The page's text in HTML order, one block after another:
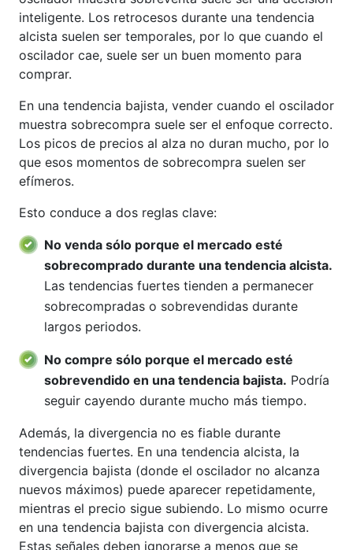
inteligente. Los retrocesos durante una tendencia
alcista suelen ser temporales, por lo que cuando el
oscilador cae, suele ser un buen momento para
comprar.
En una tendencia bajista, vender cuando el oscilador
muestra sobrecompra suele ser el enfoque correcto.
Los picos de precios al alza no duran mucho, por lo
que esos momentos de sobrecompra suelen ser
efímeros.
Esto conduce a dos reglas clave:
No venda sólo porque el mercado esté
sobrecomprado durante una tendencia alcista.
Las tendencias fuertes tienden a permanecer
sobrecompradas o sobrevendidas durante
largos periodos.
No compre sólo porque el mercado esté
sobrevendido en una tendencia bajista. Podría
seguir cayendo durante mucho más tiempo.
Además, la divergencia no es fiable durante
tendencias fuertes. En una tendencia alcista, la
divergencia bajista (donde el oscilador no alcanza
nuevos máximos) puede aparecer repetidamente,
mientras el precio sigue subiendo. Lo mismo ocurre
en una tendencia bajista con divergencia alcista.
Estas señales deben ignorarse a menos que se